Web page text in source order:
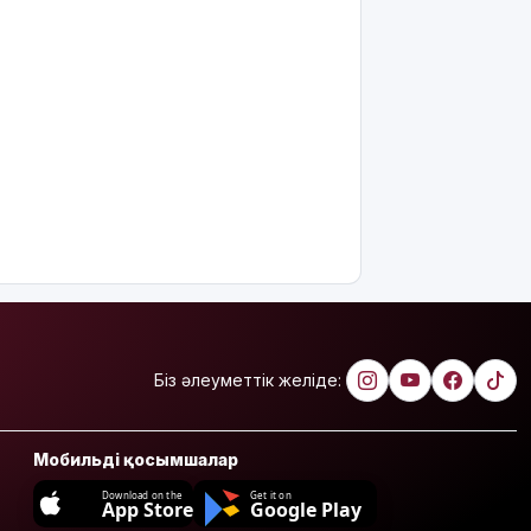
былапыт
Мектеп
оқушылары
енді БЖБ
Біз әлеуметтік желіде:
Мобильді қосымшалар
Download on the
App Store
Get it on
Google Play